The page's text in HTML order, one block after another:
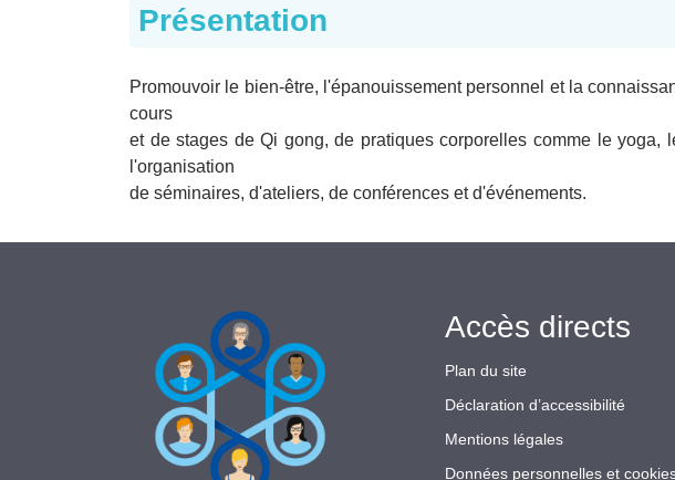
Présentation
Promouvoir le bien-être, l'épanouissement personnel et la
cours
et de stages de Qi gong, de pratiques corporelles comme le yoga,
l'organisation
de séminaires, d'ateliers, de conférences et d'événements.
Accès directs
Plan du site
Déclaration d’accessibilité
Mentions légales
Données personnelles et